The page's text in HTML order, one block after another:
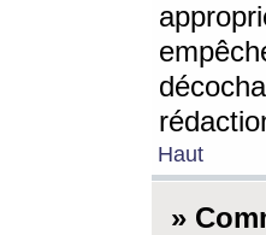
Haut
»